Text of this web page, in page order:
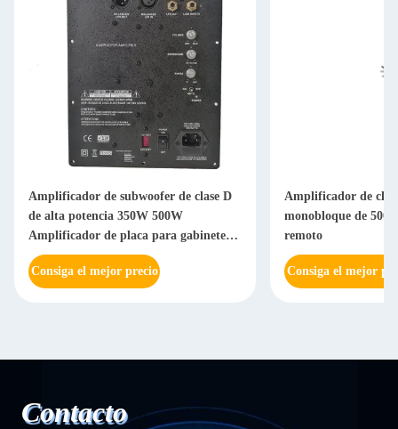
Amplificador de subwoofer de clase D
de alta potencia 350W 500W
Amplificador de placa para gabinetes
de subwoofer de PA DJ
Consiga el mejor precio
Amplificador de
monobloque de 500
remoto
Consiga el mejor
Contacto